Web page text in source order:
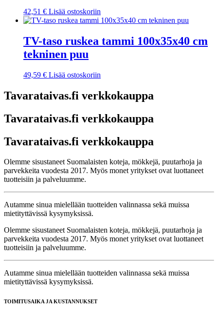
42,51 € Lisää ostoskoriin
TV-taso ruskea tammi 100x35x40 cm
tekninen puu
49,59 € Lisää ostoskoriin
Tavarataivas.fi verkkokauppa
Tavarataivas.fi verkkokauppa
Tavarataivas.fi verkkokauppa
Olemme sisustaneet Suomalaisten koteja, mökkejä, puutarhoja ja
parvekkeita vuodesta 2017. Myös monet yritykset ovat luottaneet
tuotteisiin ja palveluumme.
Autamme sinua mielellään tuotteiden valinnassa sekä muissa
mietityttävissä kysymyksissä.
Olemme sisustaneet Suomalaisten koteja, mökkejä, puutarhoja ja
parvekkeita vuodesta 2017. Myös monet yritykset ovat luottaneet
tuotteisiin ja palveluumme.
Autamme sinua mielellään tuotteiden valinnassa sekä muissa
mietityttävissä kysymyksissä.
TOIMITUSAIKA JA KUSTANNUKSET